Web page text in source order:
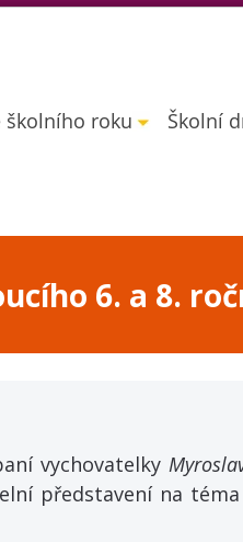
školního roku Školní
6. a 8.
vychovatelky
představení na téma